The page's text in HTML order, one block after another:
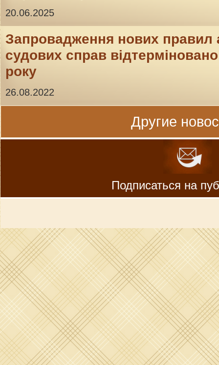
20.06.2025
Запровадження нових правил
судових справ
року
26.08.2022
Другие
Подписаться на